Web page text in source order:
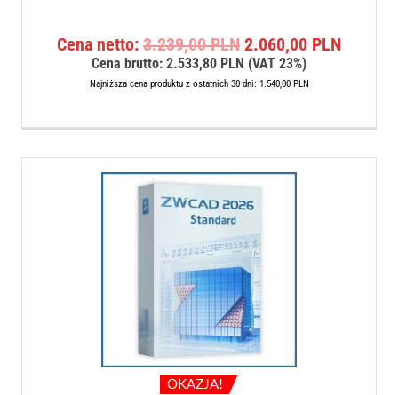
Cena netto:3.239,00PLN Pierwotna
cena
wynosiła:
2.060,00 PLN
Cena brutto:2.533,80 PLN (VAT 23%)
Najniższa cena produktu z ostatnich 30 dni: 1.540,00 PLN
OKAZJA!